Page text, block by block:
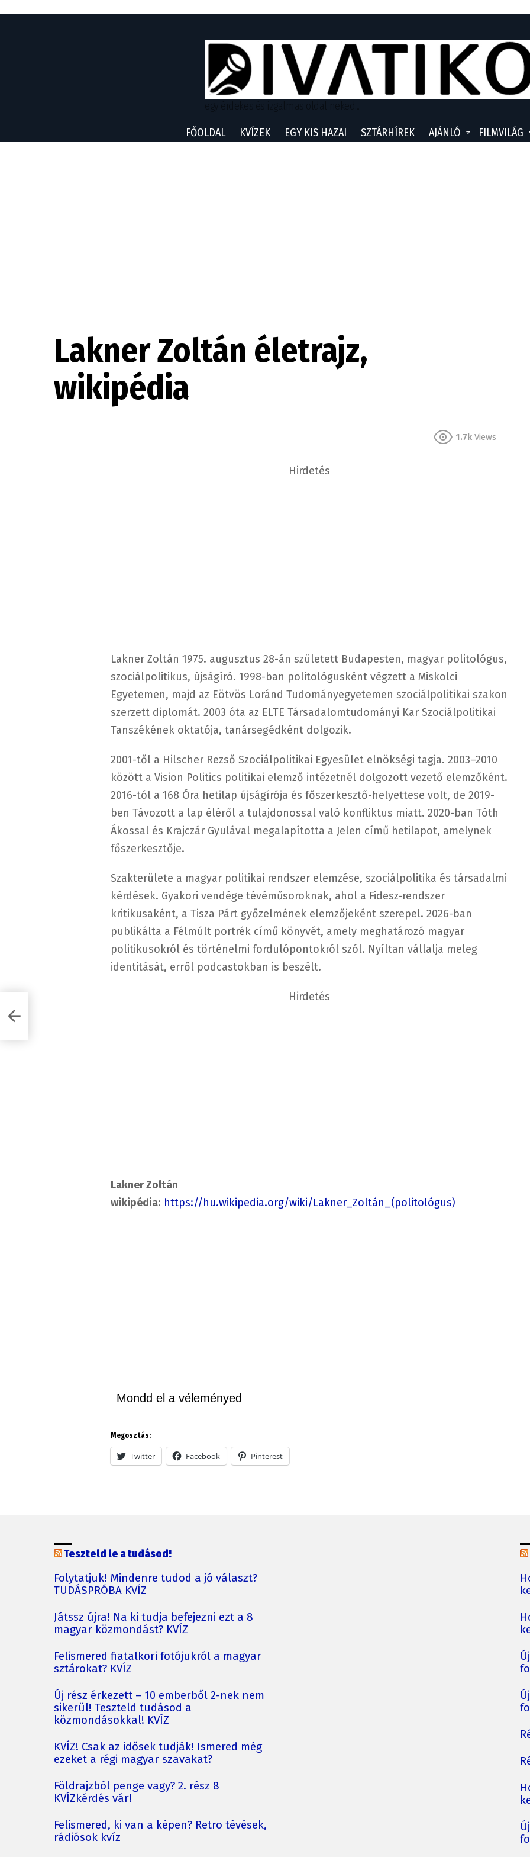
FŐOLDAL KVÍZEK EGY KIS HAZAI SZTÁRHÍREK AJÁNLÓ FILMVILÁG
Lakner Zoltán életrajz,
wikipédia
1.7k Views
Hirdetés
Lakner Zoltán 1975. augusztus 28-án született Budapesten, magyar politológus,
szociálpolitikus, újságíró. 1998-ban politológusként végzett a Miskolci
Egyetemen, majd az Eötvös Loránd Tudományegyetemen szociálpolitikai szakon
szerzett diplomát. 2003 óta az ELTE Társadalomtudományi Kar Szociálpolitikai
Tanszékének oktatója, tanársegédként dolgozik.
2001-től a Hilscher Rezső Szociálpolitikai Egyesület elnökségi tagja. 2003–2010
között a Vision Politics politikai elemző intézetnél dolgozott vezető elemzőként.
2016-tól a 168 Óra hetilap újságírója és főszerkesztő-helyettese volt, de 2019-
ben Távozott a lap éléről a tulajdonossal való konfliktus miatt. 2020-ban Tóth
Ákossal és Krajczár Gyulával megalapította a Jelen című hetilapot, amelynek
főszerkesztője.
Szakterülete a magyar politikai rendszer elemzése, szociálpolitika és társadalmi
kérdések. Gyakori vendége tévéműsoroknak, ahol a Fidesz-rendszer
kritikusaként, a Tisza Párt győzelmének elemzőjeként szerepel. 2026-ban
publikálta a Félmúlt portrék című könyvét, amely meghatározó magyar
politikusokról és történelmi fordulópontokról szól. Nyíltan vállalja meleg
identitását, erről podcastokban is beszélt.
Hirdetés
Lakner Zoltán
wikipédia: https://hu.wikipedia.org/wiki/Lakner_Zoltán_(politológus)
Mondd el a véleményed
Megosztás:
Twitter Facebook Pinterest
Teszteld le a tudásod!
Folytatjuk! Mindenre tudod a jó választ?
TUDÁSPRÓBA KVÍZ
Játssz újra! Na ki tudja befejezni ezt a 8
magyar közmondást? KVÍZ
Felismered fiatalkori fotójukról a magyar
sztárokat? KVÍZ
Új rész érkezett – 10 emberből 2-nek nem
sikerül! Teszteld tudásod a
közmondásokkal! KVÍZ
KVÍZ! Csak az idősek tudják! Ismered még
ezeket a régi magyar szavakat?
Földrajzból penge vagy? 2. rész 8
KVÍZkérdés vár!
Felismered, ki van a képen? Retro tévések,
rádiósok kvíz